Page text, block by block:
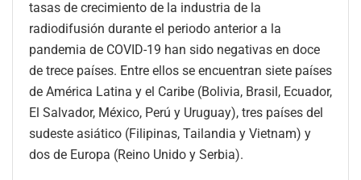
tasas de crecimiento de la industria de la
radiodifusión durante el periodo anterior a la
pandemia de COVID-19 han sido negativas en doce
de trece países. Entre ellos se encuentran siete países
de América Latina y el Caribe (Bolivia, Brasil, Ecuador,
El Salvador, México, Perú y Uruguay), tres países del
sudeste asiático (Filipinas, Tailandia y Vietnam) y
dos de Europa (Reino Unido y Serbia).